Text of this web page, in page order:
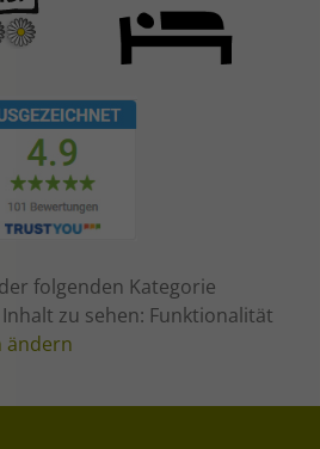
folgenden Kategorie
zu sehen: Funktionalität
ändern